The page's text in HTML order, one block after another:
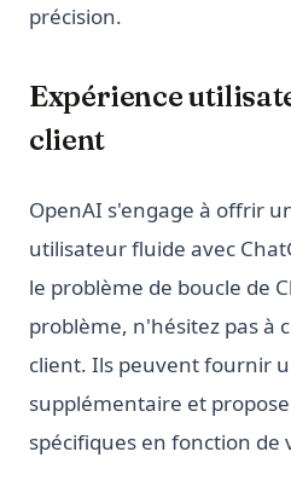
précision.
Expérience
client
OpenAI s'engage à offrir
utilisateur fluide avec
le problème de boucle de
problème, n'hésitez pas à
client. Ils peuvent fournir
supplémentaire et
spécifiques en fonction de